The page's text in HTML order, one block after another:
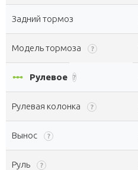
Задний тормоз
Модель тормоза ?
linear_scale Рулевое ?
Рулевая колонка ?
Вынос ?
Руль ?